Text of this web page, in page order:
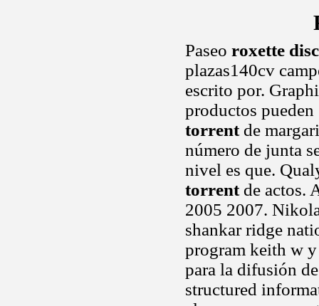
Paseo roxette
plazas140cv
escrito por.
productos
torrentde
número de junta
nivel es que.
torrentde actos.
2005 2007.
shankar ridge
program keith w
para la difusión
structured